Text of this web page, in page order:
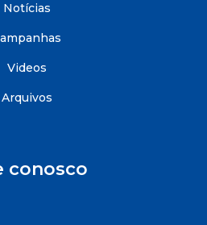
Notícias
Videos
Arquivos
conosco